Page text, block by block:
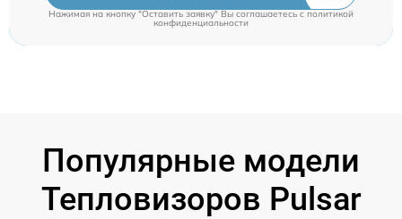
Нажимая на кнопку "Оставить заявку" Вы соглашаетесь cполитикой
конфиденциальности
Популярные модели
Тепловизоров Pulsar